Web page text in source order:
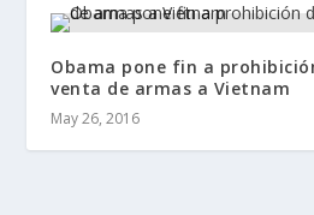
Obama pone fin a
venta de armas a Vietnam
May 26, 2016